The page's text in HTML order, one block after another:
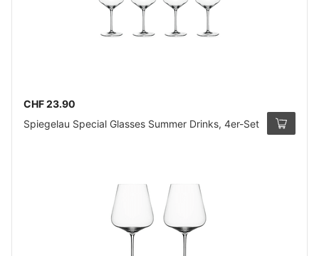
CHF 23.90
Spiegelau Special Glasses Summer Drinks, 4er-Set